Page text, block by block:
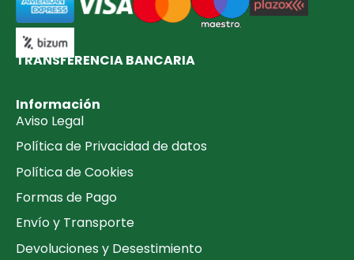
TRANSFERENCIA BANCARIA​
Información
Aviso Legal
Política de Privacidad de datos
Política de Cookies
Formas de Pago
Envío y Transporte
Devoluciones y Desestimiento